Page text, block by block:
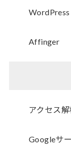
WordPress
Affinger
アクセス
Googleサ